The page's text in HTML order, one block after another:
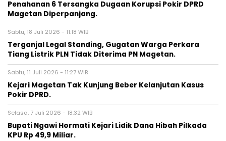
Penahanan 6 Tersangka Dugaan Korupsi Pokir DPRD
Magetan Diperpanjang.
Sabtu, 18 Juli 2026 - 11:18 WIB
Terganjal Legal Standing, Gugatan Warga Perkara
Tiang Listrik PLN Tidak Diterima PN Magetan.
Sabtu, 11 Juli 2026 - 11:27 WIB
Kejari Magetan Tak Kunjung Beber Kelanjutan Kasus
Pokir DPRD.
Selasa, 7 Juli 2026 - 18:32 WIB
Bupati Ngawi Hormati Kejari Lidik Dana Hibah Pilkada
KPU Rp 49,9 Miliar.